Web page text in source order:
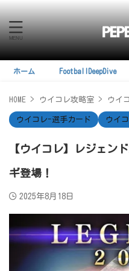
ホーム FootballDeepDive
HOME > ウイコレ攻略室 > ウイ
ウイコレ-選手カード ウイ
【ウイコレ】レジェン
ギ登場！
2025年8月18日